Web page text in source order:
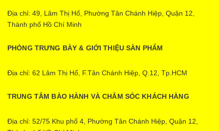
Địa chỉ: 49, Lâm Thị Hố, Phường Tân Chánh Hiệp, Quận 12,
Thành phố Hồ Chí Minh
PHÒNG TRƯNG BÀY & GIỚI THIỆU SÀN PHẨM
Địa chỉ: 62 Lâm Thị Hố, F.Tân Chánh Hiệp, Q.12, Tp.HCM
TRUNG TÂM BẢO HÀNH VÀ CHĂM SÓC KHÁCH HÀNG
Địa chỉ: 52/75 Khu phố 4, Phường Tân Chánh Hiệp, Quận 12,